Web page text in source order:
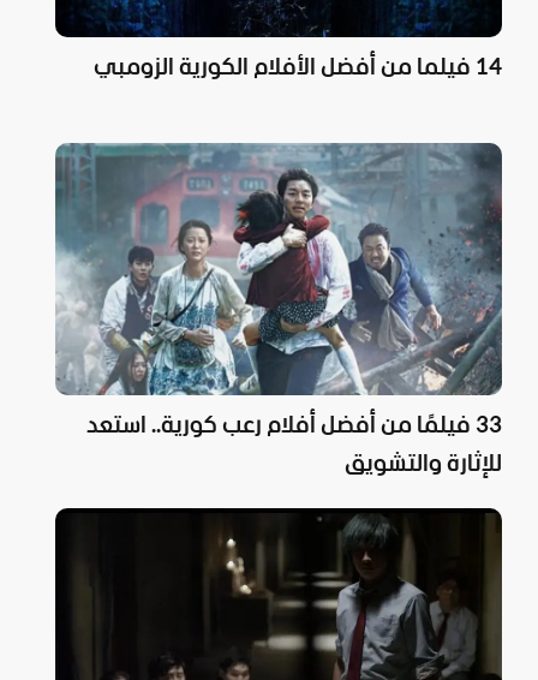
14 فيلما من أفضل الأفلام الكورية الزومبي
33 فيلمًا من أفضل أفلام رعب كورية.. استعد
للإثارة والتشويق